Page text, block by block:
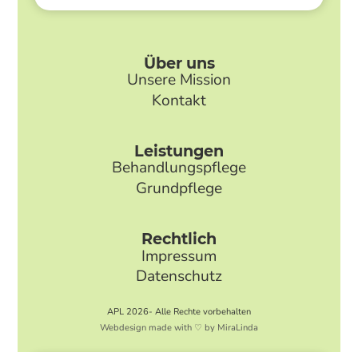
Über uns
Unsere Mission
Kontakt
Leistungen
Behandlungspflege
Grundpflege
Rechtlich
Impressum
Datenschutz
APL 2026- Alle Rechte vorbehalten
Webdesign made with ♡ by MiraLinda